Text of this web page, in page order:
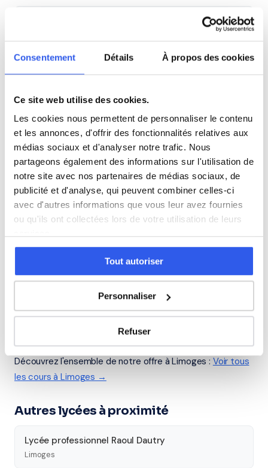
Consentement Détails À propos des cookies
Ce site web utilise des cookies.
Les cookies nous permettent de personnaliser le contenu
et les annonces, d'offrir des fonctionnalités relatives aux
médias sociaux et d'analyser notre trafic. Nous
partageons également des informations sur l'utilisation de
notre site avec nos partenaires de médias sociaux, de
publicité et d'analyse, qui peuvent combiner celles-ci
avec d'autres informations que vous leur avez fournies
ou qu'ils ont collectées lors de votre utilisation de leurs
Tout autoriser
Personnaliser
Refuser
Philosophie
Histoire
Économie
Espagnol
Allemand
Cours par niveau
Seconde Première Terminale
Études supérieures
Tous les cours particuliers à Limoges
Découvrez l'ensemble de notre offre à Limoges : Voir tous
les cours à Limoges →
Autres lycées à proximité
Lycée professionnel Raoul Dautry
Limoges